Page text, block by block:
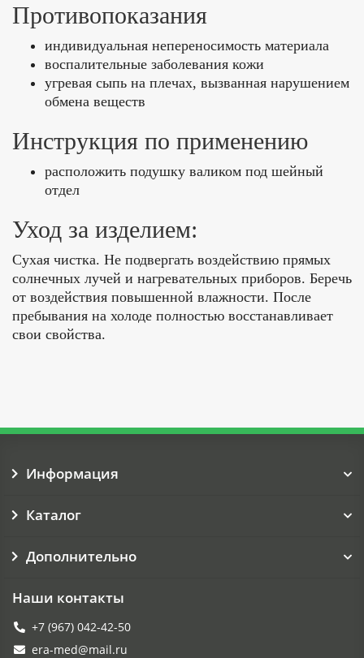
Противопоказания
индивидуальная непереносимость материала
воспалительные заболевания кожи
угревая сыпь на плечах, вызванная нарушением
обмена веществ
Инструкция по применению
расположить подушку валиком под шейный
отдел
Уход за изделием:
Cухая чистка. Не подвергать воздействию прямых
солнечных лучей и нагревательных приборов. Беречь
от воздействия повышенной влажности. После
пребывания на холоде полностью восстанавливает
свои свойства.
Информация
Каталог
Дополнительно
Наши контакты
+7 (967) 042-42-50
era-med@mail.ru